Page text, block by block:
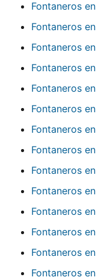
Fontaneros en
Fontaneros en
Fontaneros en
Fontaneros en
Fontaneros en
Fontaneros en
Fontaneros en
Fontaneros en
Fontaneros en
Fontaneros en
Fontaneros en
Fontaneros en
Fontaneros en
Fontaneros en